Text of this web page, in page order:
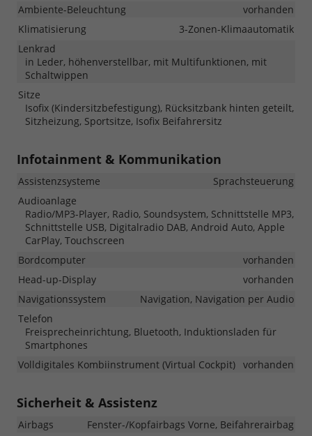
Ambiente-Beleuchtung
vorhanden
Klimatisierung
3-Zonen-Klimaautomatik
Lenkrad
in Leder, höhenverstellbar, mit Multifunktionen, mit
Schaltwippen
Sitze
Isofix (Kindersitzbefestigung), Rücksitzbank hinten geteilt,
Sitzheizung, Sportsitze, Isofix Beifahrersitz
Infotainment & Kommunikation
Assistenzsysteme
Sprachsteuerung
Audioanlage
Radio/MP3-Player, Radio, Soundsystem, Schnittstelle MP3,
Schnittstelle USB, Digitalradio DAB, Android Auto, Apple
CarPlay, Touchscreen
Bordcomputer
vorhanden
Head-up-Display
vorhanden
Navigationssystem
Navigation, Navigation per Audio
Telefon
Freisprecheinrichtung, Bluetooth, Induktionsladen für
Smartphones
Volldigitales Kombiinstrument (Virtual Cockpit) vorhanden
Sicherheit & Assistenz
Airbags
Fenster-/Kopfairbags Vorne, Beifahrerairbag